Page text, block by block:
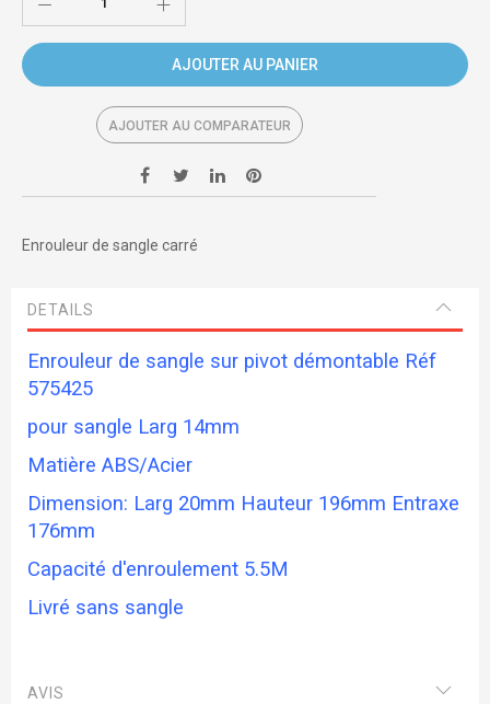
AJOUTER AU PANIER
AJOUTER AU COMPARATEUR
Enrouleur de sangle carré
DETAILS
Enrouleur de sangle sur pivot démontable Réf
575425
pour sangle Larg 14mm
Matière ABS/Acier
Dimension: Larg 20mm Hauteur 196mm Entraxe
176mm
Capacité d'enroulement 5.5M
Livré sans sangle
AVIS